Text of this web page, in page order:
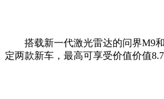
搭载新一代激光雷达的问界M9和
定两款新车，最高可享受价值价值